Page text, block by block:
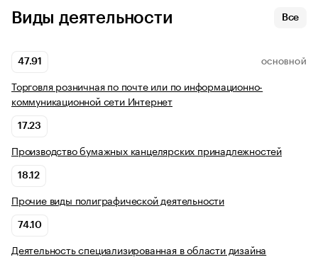
Виды деятельности Все
47.91 ОСНОВНОЙ
Торговля розничная по почте или по информационно-
коммуникационной сети Интернет
17.23
Производство бумажных канцелярских принадлежностей
18.12
Прочие виды полиграфической деятельности
74.10
Деятельность специализированная в области дизайна